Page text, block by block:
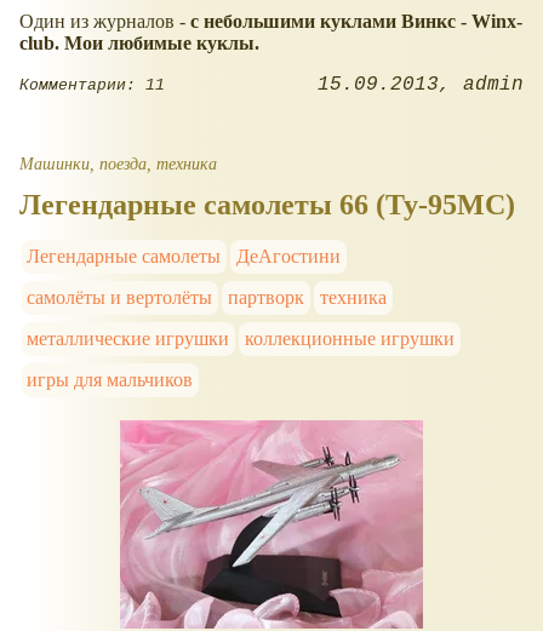
Один из журналов - с небольшими куклами Винкс - Winx-
club. Мои любимые куклы.
Комментарии: 11 15.09.2013 admin
Машинки, поезда, техника
Легендарные самолеты 66 (Ту-95МС)
Легендарные самолеты
ДеАгостини
самолёты и вертолёты
партворк
техника
металлические игрушки
коллекционные игрушки
игры для мальчиков